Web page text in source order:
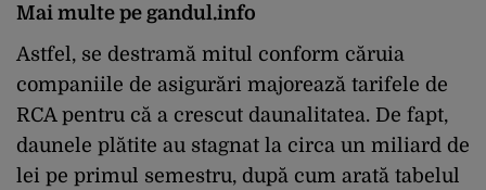
Mai multe pe gandul.info
Astfel, se destramă mitul conform căruia
companiile de asigurări majorează tarifele de
RCA pentru că a crescut daunalitatea. De fapt,
daunele plătite au stagnat la circa un miliard de
lei pe primul semestru, după cum arată tabelul